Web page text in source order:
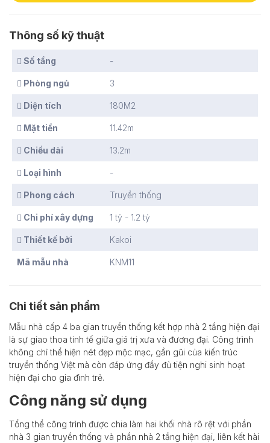
Thông số kỹ thuật
Số tầng -
Phòng ngủ 3
Diện tích 180M2
Mặt tiền 11.42m
Chiều dài 13.2m
Loại hình -
Phong cách Truyền thống
Chi phí xây dựng 1 tỷ - 1.2 tỷ
Thiết kế bởi Kakoi
Mã mẫu nhà KNM11
Chi tiết sản phẩm
Mẫu nhà cấp 4 ba gian truyền thống kết hợp nhà 2 tầng hiện đại
là sự giao thoa tinh tế giữa giá trị xưa và đương đại. Công trình
không chỉ thể hiện nét đẹp mộc mạc, gần gũi của kiến trúc
truyền thống Việt mà còn đáp ứng đầy đủ tiện nghi sinh hoạt
hiện đại cho gia đình trẻ.
Công năng sử dụng
Tổng thể công trình được chia làm hai khối nhà rõ rệt với phần
nhà 3 gian truyền thống và phần nhà 2 tầng hiện đại, liên kết hài